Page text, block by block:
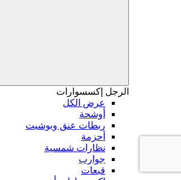
الرجل إكسسوارات
عرض الكل
أوشحة
ربطات عنق وبوشيت
أحزمة
نظارات شمسية
جوارب
قبعات